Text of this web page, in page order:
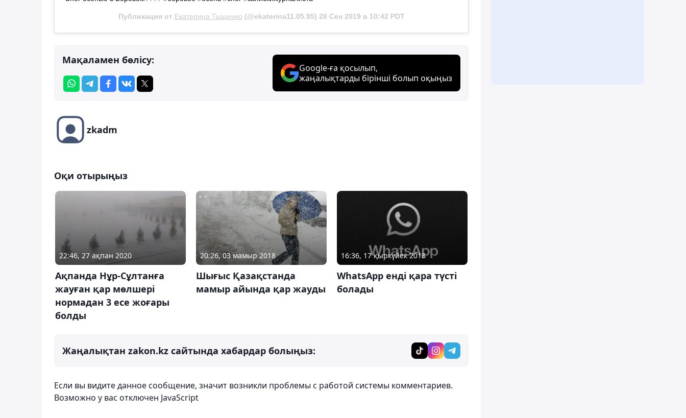
Публикация от Екатерина Тыщенко (@ekaterina11.05.95) 28 Сен 2019 в 10:42 PDT
Мақаламен бөлісу:
Google-ға қосылып,
жаңалықтарды бірінші болып оқыңыз
zkadm
Оқи отырыңыз
22:46, 27 ақпан 2020
Ақпанда Нұр-Сұлтанға
жауған қар мөлшері
нормадан 3 есе жоғары
болды
20:26, 03 мамыр 2018
Шығыс Қазақстанда
мамыр айында қар жауды
16:36, 17 қыркүйек 2018
WhatsApp енді қара түсті
болады
Жаңалықтан zakon.kz сайтында хабардар болыңыз:
Если вы видите данное сообщение, значит возникли проблемы с работой системы комментариев.
Возможно у вас отключен JavaScript